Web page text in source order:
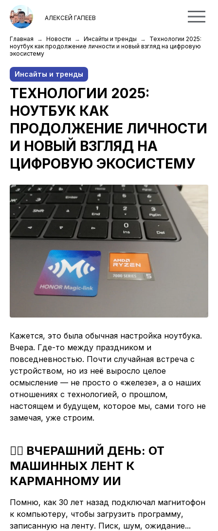
АЛЕКСЕЙ ГАПЕЕВ
Главная Новости Инсайты и тренды
Технологии 2025:
ноутбук как продолжение личности и новый взгляд на цифровую
экосистему
Инсайты и тренды
ТЕХНОЛОГИИ 2025:
НОУТБУК КАК
ПРОДОЛЖЕНИЕ ЛИЧНОСТИ
И НОВЫЙ ВЗГЛЯД НА
ЦИФРОВУЮ ЭКОСИСТЕМУ
Кажется, это была обычная настройка ноутбука.
Вчера. Где-то между праздником и
повседневностью. Почти случайная встреча с
устройством, но из неё выросло целое
осмысление — не просто о «железе», а о наших
отношениях с технологией, о прошлом,
настоящем и будущем, которое мы, сами того не
замечая, уже строим.
🧙‍♂️ ВЧЕРАШНИЙ ДЕНЬ: ОТ
МАШИННЫХ ЛЕНТ К
КАРМАННОМУ ИИ
Помню, как 30 лет назад подключал магнитофон
к компьютеру, чтобы загрузить программу,
записанную на ленту. Писк, шум, ожидание...